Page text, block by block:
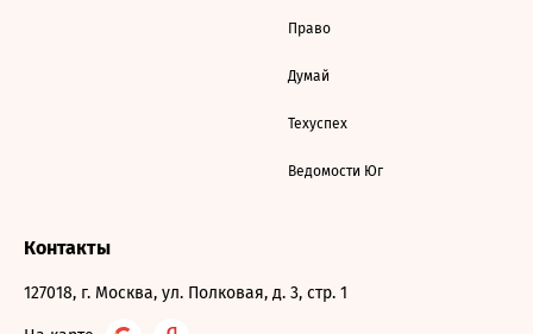
Право
Думай
Техуспех
Ведомости Юг
Контакты
127018, г. Москва, ул. Полковая, д. 3, стр. 1